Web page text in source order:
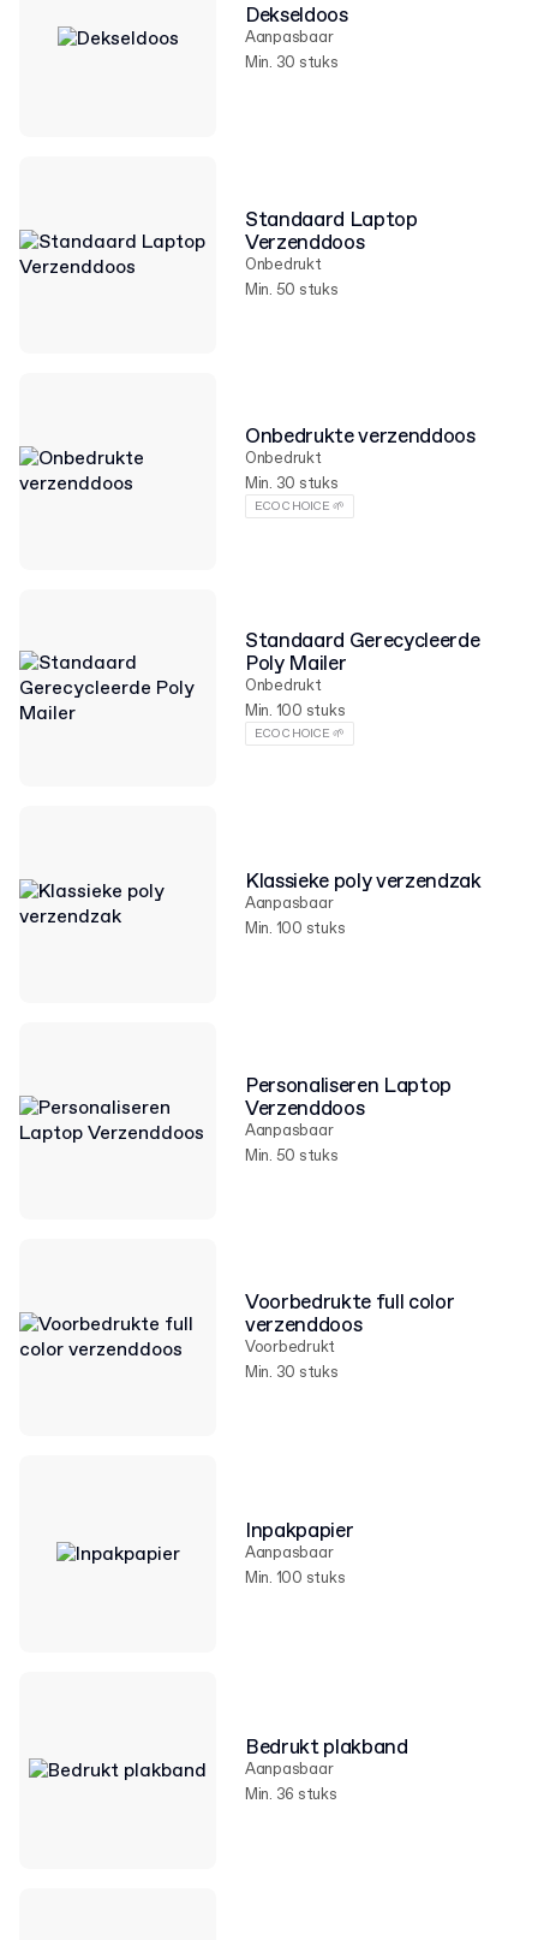
Dekseldoos
Aanpasbaar
Min. 30 stuks
Standaard Laptop
Verzenddoos
Onbedrukt
Min. 50 stuks
Onbedrukte verzenddoos
Onbedrukt
Min. 30 stuks
ECO CHOICE 🌱
Standaard Gerecycleerde
Poly Mailer
Onbedrukt
Min. 100 stuks
ECO CHOICE 🌱
Klassieke poly verzendzak
Aanpasbaar
Min. 100 stuks
Personaliseren Laptop
Verzenddoos
Aanpasbaar
Min. 50 stuks
Voorbedrukte full color
verzenddoos
Voorbedrukt
Min. 30 stuks
Inpakpapier
Aanpasbaar
Min. 100 stuks
Bedrukt plakband
Aanpasbaar
Min. 36 stuks